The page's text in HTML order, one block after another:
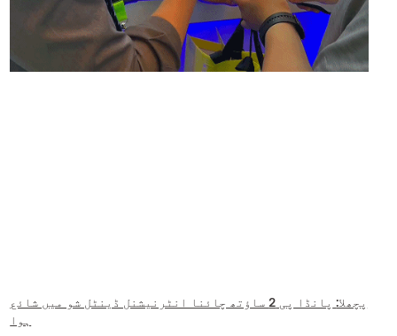
پچھلا:
پانڈا پی 2 ساؤتھ چائنا انٹرنیشنل ڈینٹل شو میں شائع
ہوا